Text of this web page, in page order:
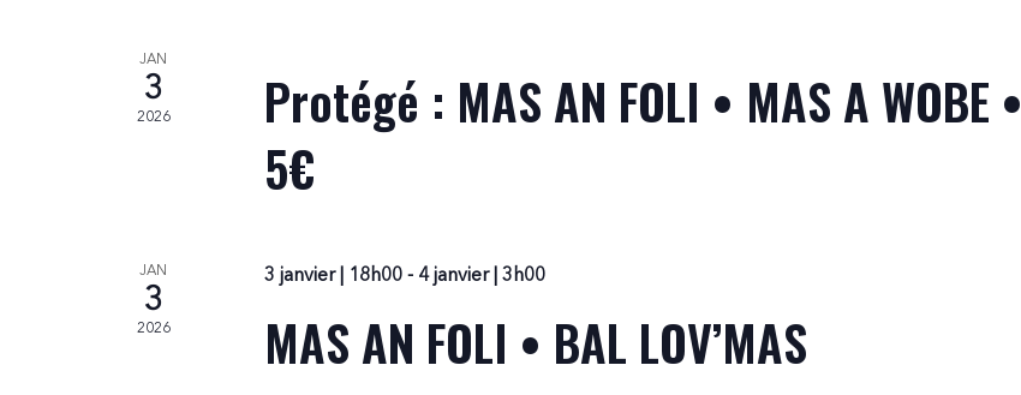
JAN
3
2026
Protégé : MAS AN FOLI • MAS A WOBE •
5€
JAN
3
2026
3 janvier | 18h00- 4 janvier | 3h00
MAS AN FOLI • BAL LOV’MAS